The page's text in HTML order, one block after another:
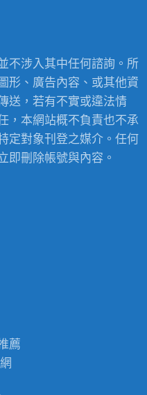
不涉入其中任何諮詢。所
形、廣告內容、或其他資
送，若有不實或違法情
，本網站概不負責也不承
定對象刊登之媒介。任何
即刪除帳號與內容。
薦